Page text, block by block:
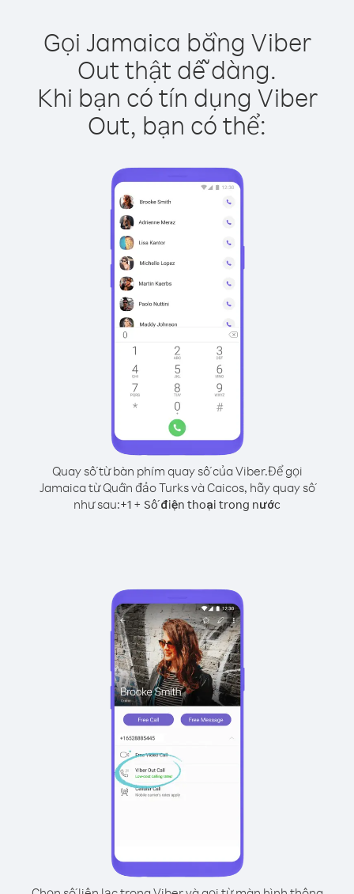
Gọi Jamaica bằng Viber
Out thật dễ dàng.
Khi bạn có tín dụng Viber
Out, bạn có thể:
Quay số từ bàn phím quay số của Viber.Để gọi
Jamaica từ Quần đảo Turks và Caicos, hãy quay số
như sau:+1 + Số điện thoại trong nước